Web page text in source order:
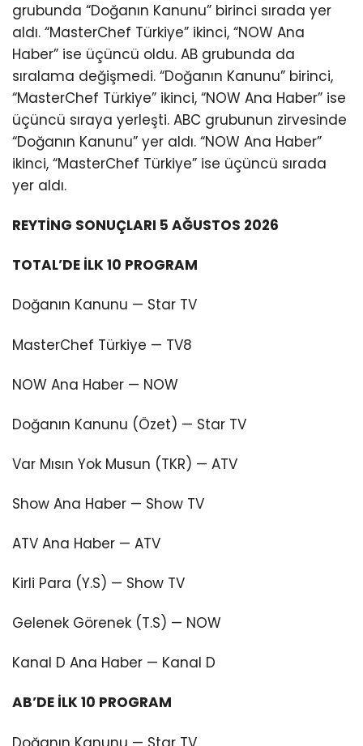
grubunda “Doğanın Kanunu” birinci sırada yer
aldı. “MasterChef Türkiye” ikinci, “NOW Ana
Haber” ise üçüncü oldu. AB grubunda da
sıralama değişmedi. “Doğanın Kanunu” birinci,
“MasterChef Türkiye” ikinci, “NOW Ana Haber” ise
üçüncü sıraya yerleşti. ABC grubunun zirvesinde
“Doğanın Kanunu” yer aldı. “NOW Ana Haber”
ikinci, “MasterChef Türkiye” ise üçüncü sırada
yer aldı.
REYTİNG SONUÇLARI 5 AĞUSTOS 2026
TOTAL’DE İLK 10 PROGRAM
Doğanın Kanunu — Star TV
MasterChef Türkiye — TV8
NOW Ana Haber — NOW
Doğanın Kanunu (Özet) — Star TV
Var Mısın Yok Musun (TKR) — ATV
Show Ana Haber — Show TV
ATV Ana Haber — ATV
Kirli Para (Y.S) — Show TV
Gelenek Görenek (T.S) — NOW
Kanal D Ana Haber — Kanal D
AB’DE İLK 10 PROGRAM